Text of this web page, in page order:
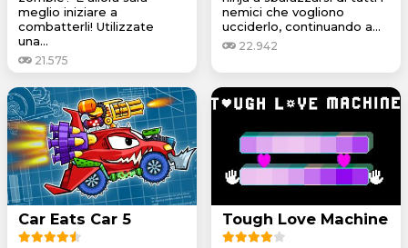
meglio iniziare a
combatterli! Utilizzate
una...
21.575
nemici che vogliono
ucciderlo, continuando a...
22.942
Car Eats Car 5 Tough Love Machine